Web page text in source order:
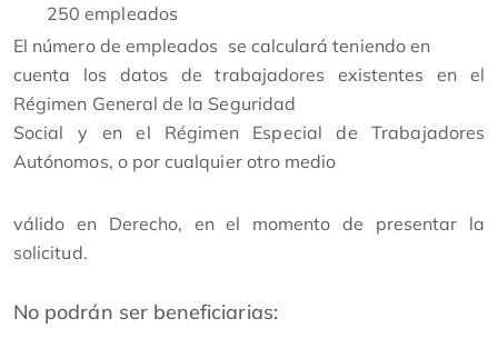
250 empleados
El número de empleados se calculará teniendo en
cuenta los datos de trabajadores existentes en el
Régimen General de la Seguridad
Social y en el Régimen Especial de Trabajadores
Autónomos, o por cualquier otro medio
válido en Derecho, en el momento de presentar la
solicitud.
No podrán ser beneficiarias: